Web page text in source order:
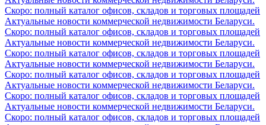
Скоро: полный каталог офисов, складов и торговых площадей
Актуальные новости коммерческой недвижимости Беларуси.
Скоро: полный каталог офисов, складов и торговых площадей
Актуальные новости коммерческой недвижимости Беларуси.
Скоро: полный каталог офисов, складов и торговых площадей
Актуальные новости коммерческой недвижимости Беларуси.
Скоро: полный каталог офисов, складов и торговых площадей
Актуальные новости коммерческой недвижимости Беларуси.
Скоро: полный каталог офисов, складов и торговых площадей
Актуальные новости коммерческой недвижимости Беларуси.
Скоро: полный каталог офисов, складов и торговых площадей